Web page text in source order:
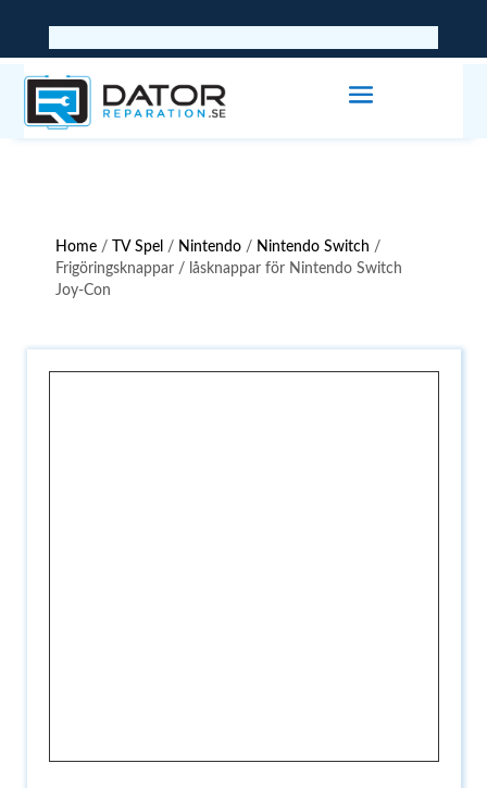
Home / TV Spel / Nintendo / Nintendo Switch /
Frigöringsknappar / låsknappar för Nintendo Switch
Joy-Con